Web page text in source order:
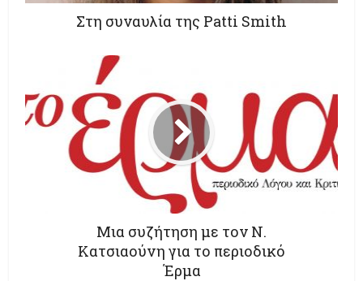
Στη συναυλία της Patti Smith
Μια συζήτηση με τον Ν.
Κατσιαούνη για το περιοδικό
Έρμα